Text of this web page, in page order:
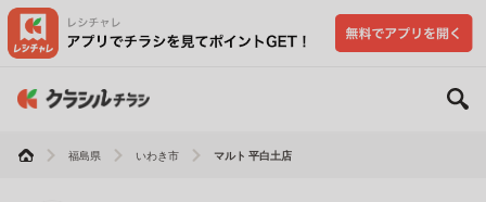
福島県 いわき市 マルト 平白土店